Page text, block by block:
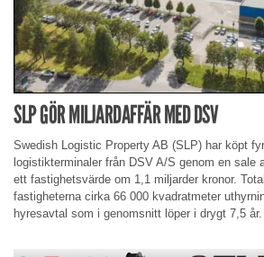
SLP GÖR MILJARDAFFÄR MED DSV
Swedish Logistic Property AB (SLP) har köpt
logistikterminaler från DSV A/S genom en sale
ett fastighetsvärde om 1,1 miljarder kronor.
fastigheterna cirka 66 000 kvadratmeter
hyresavtal som i genomsnitt löper i drygt 7,5 år.